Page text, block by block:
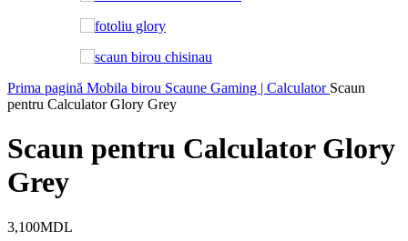
Prima pagină Mobila birou Scaune Gaming | Calculator Scaun
pentru Calculator Glory Grey
Scaun pentru Calculator Glory
Grey
3,100MDL